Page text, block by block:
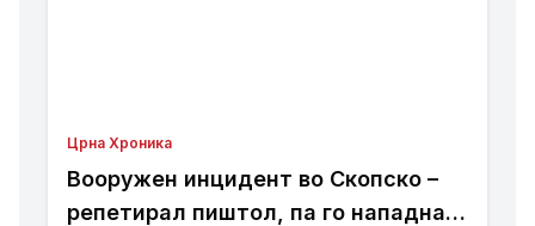
Црна Хроника
Вооружен инцидент во Скопско –
репетирал пиштол, па го нападнал